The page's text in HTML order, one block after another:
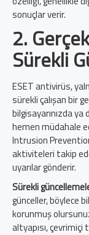
sonuçlar verir.
2.
Sürekli
ESET antivirüs,
sürekli çalışan bir
bilgisayarınızda ya
hemen müdahale
Intrusion
aktiviteleri takip
uyarılar gönderir.
Sürekli
günceller, böylece
korunmuş
altyapısı, çevrimiçi